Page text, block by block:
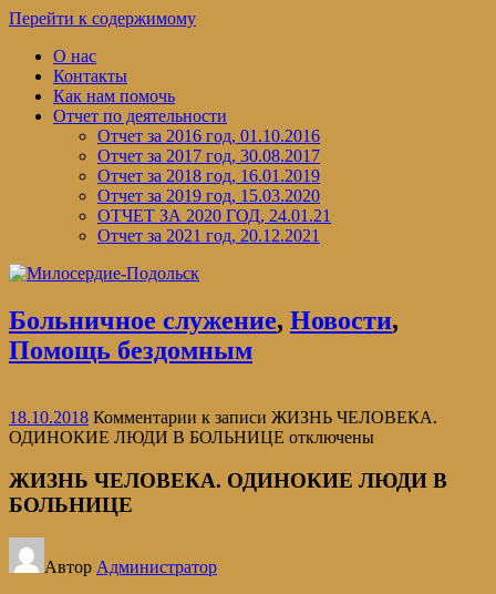
Перейти к содержимому
О нас
Контакты
Как нам помочь
Отчет по деятельности
Отчет за 2016 год, 01.10.2016
Отчет за 2017 год, 30.08.2017
Отчет за 2018 год, 16.01.2019
Отчет за 2019 год, 15.03.2020
ОТЧЕТ ЗА 2020 ГОД, 24.01.21
Отчет за 2021 год, 20.12.2021
Больничное служение, Новости,
Помощь бездомным
18.10.2018 Комментарии к записи ЖИЗНЬ ЧЕЛОВЕКА.
ОДИНОКИЕ ЛЮДИ В БОЛЬНИЦЕ отключены
ЖИЗНЬ ЧЕЛОВЕКА. ОДИНОКИЕ ЛЮДИ В
БОЛЬНИЦЕ
Автор Администратор